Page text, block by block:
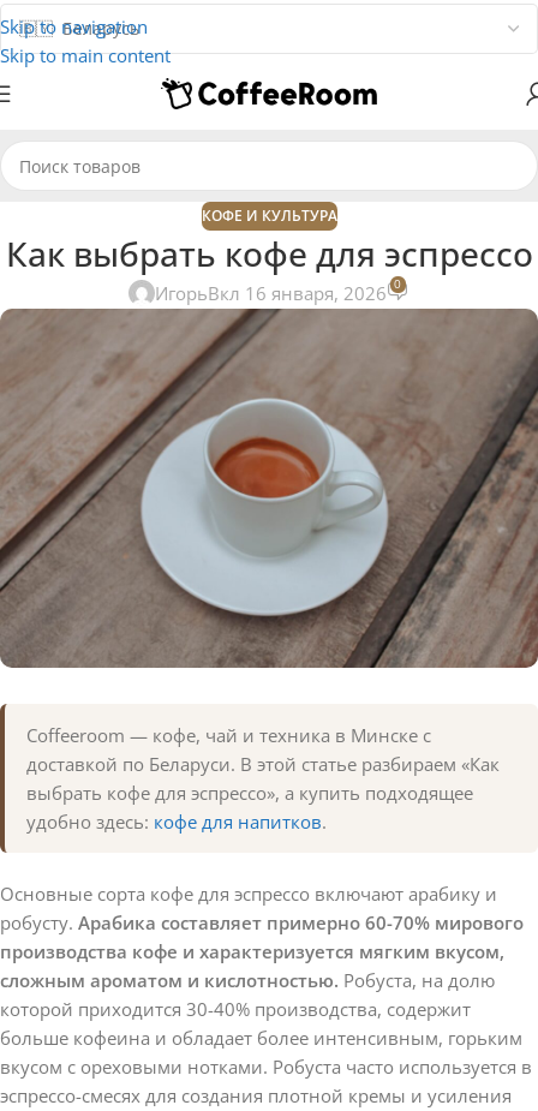
Skip to navigation
Skip to main content
КОФЕ И КУЛЬТУРА
Как выбрать кофе для эспрессо
ИгорьВкл 16 января, 2026 0
Coffeeroom — кофе, чай и техника в Минске с
доставкой по Беларуси. В этой статье разбираем «Как
выбрать кофе для эспрессо», а купить подходящее
удобно здесь: кофе для напитков.
Основные сорта кофе для эспрессо включают арабику и
робусту. Арабика составляет примерно 60-70% мирового
производства кофе и характеризуется мягким вкусом,
сложным ароматом и кислотностью. Робуста, на долю
которой приходится 30-40% производства, содержит
больше кофеина и обладает более интенсивным, горьким
вкусом с ореховыми нотками. Робуста часто используется в
эспрессо-смесях для создания плотной кремы и усиления